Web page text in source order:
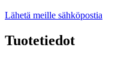
Lähetä meille sähköpostia
Tuotetiedot